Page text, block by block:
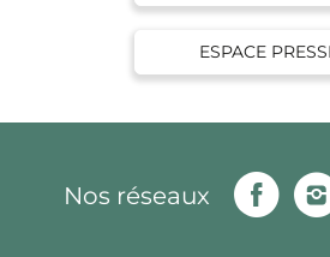
ESPACE
Nos réseaux